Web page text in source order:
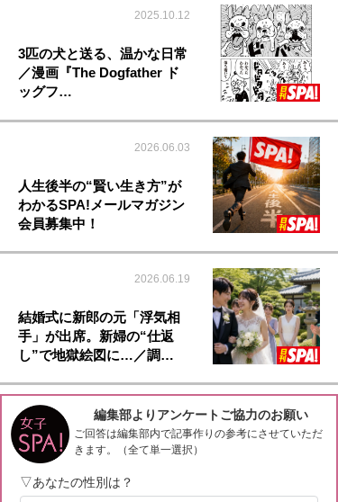
2025.10.12
3匹の犬と送る、温かな日常
／漫画『The Dogfather ド
ッグフ…
2026.06.03
人生後半の“賢い生き方”が
わかるSPA!メールマガジン
会員募集中！
2026.06.19
結婚式に新郎の元「浮気相
手」が出席。新婦の“仕返
し”で地獄絵図に…／調…